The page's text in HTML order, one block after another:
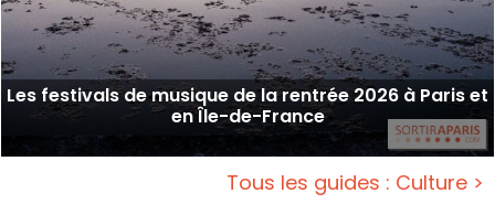
Les festivals de musique de la rentrée 2026 à Paris et
en Île-de-France
Tous les guides : Culture >